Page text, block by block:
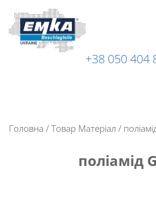
ЕМКА УКРАЇНА
Промислова фурнітура: замки,
+38 050 404
Головна / Товар Матеріал /
поліамід